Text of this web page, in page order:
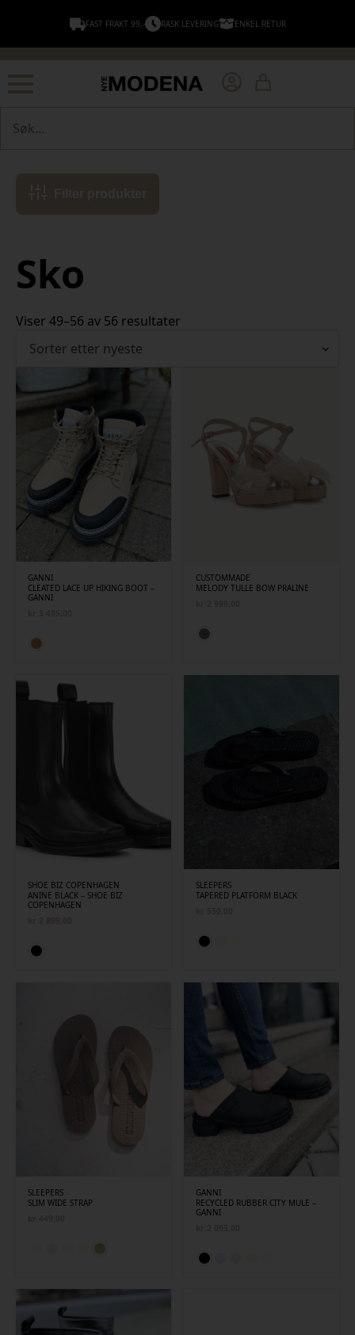
FAST FRAKT 99,- RASK LEVERING ENKEL RETUR
Sko
Viser 49–56 av 56 resultater
GANNI
CLEATED LACE UP HIKING BOOT –
GANNI
CUSTOMMADE
MELODY TULLE BOW PRALINE
SHOE BIZ COPENHAGEN
ANINE BLACK – SHOE BIZ
COPENHAGEN
SLEEPERS
TAPERED PLATFORM BLACK
SLEEPERS
SLIM WIDE STRAP
GANNI
RECYCLED RUBBER CITY MULE –
GANNI